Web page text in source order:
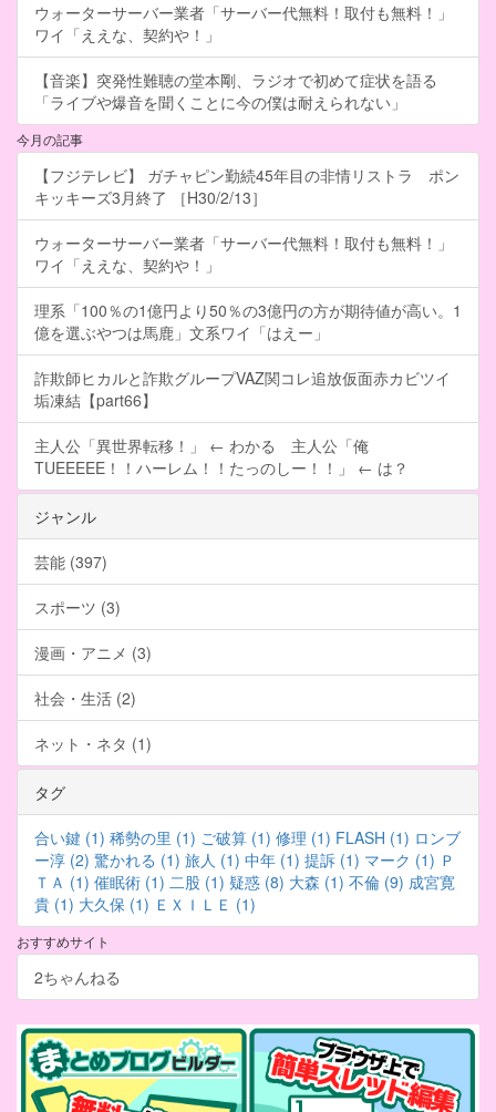
ウォーターサーバー業者「サーバー代無料！取付も無料！」
ワイ「ええな、契約や！」
【音楽】突発性難聴の堂本剛、ラジオで初めて症状を語る
「ライブや爆音を聞くことに今の僕は耐えられない」
今月の記事
【フジテレビ】 ガチャピン勤続45年目の非情リストラ ポン
キッキーズ3月終了 ［H30/2/13］
ウォーターサーバー業者「サーバー代無料！取付も無料！」
ワイ「ええな、契約や！」
理系「100％の1億円より50％の3億円の方が期待値が高い。1
億を選ぶやつは馬鹿」文系ワイ「はえー」
詐欺師ヒカルと詐欺グループVAZ関コレ追放仮面赤カビツイ
垢凍結【part66】
主人公「異世界転移！」 ← わかる 主人公「俺
TUEEEEE！！ハーレム！！たっのしー！！」 ← は？
ジャンル
芸能 (397)
スポーツ (3)
漫画・アニメ (3)
社会・生活 (2)
ネット・ネタ (1)
タグ
合い鍵 (1) 稀勢の里 (1) ご破算 (1) 修理 (1) FLASH (1) ロンブ
ー淳 (2) 驚かれる (1) 旅人 (1) 中年 (1) 提訴 (1) マーク (1) Ｐ
ＴＡ (1) 催眠術 (1) 二股 (1) 疑惑 (8) 大森 (1) 不倫 (9) 成宮寛
貴 (1) 大久保 (1) ＥＸＩＬＥ (1)
おすすめサイト
2ちゃんねる